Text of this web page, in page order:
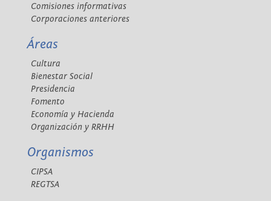
Comisiones informativas
Corporaciones anteriores
Áreas
Cultura
Bienestar Social
Presidencia
Fomento
Economía y Hacienda
Organización y RRHH
Organismos
CIPSA
REGTSA